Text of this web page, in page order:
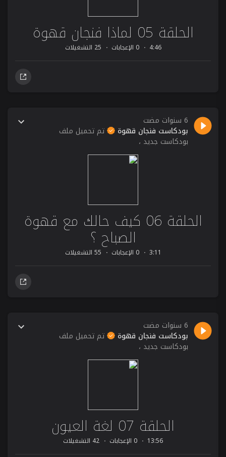
الحلقة 05 لماذا فنجان قهوة
4:46 0 الإعجابات 25 التشغيلات
6 سنوات مضت
بودكاست فنجان قهوة تم تحميل ملف
بودكاست جديد ،
الحلقة 06 كيف حالك مع قهوة
الصباح ؟
3:11 0 الإعجابات 55 التشغيلات
6 سنوات مضت
بودكاست فنجان قهوة تم تحميل ملف
بودكاست جديد ،
الحلقة 07 لغة العيون
13:56 0 الإعجابات 42 التشغيلات